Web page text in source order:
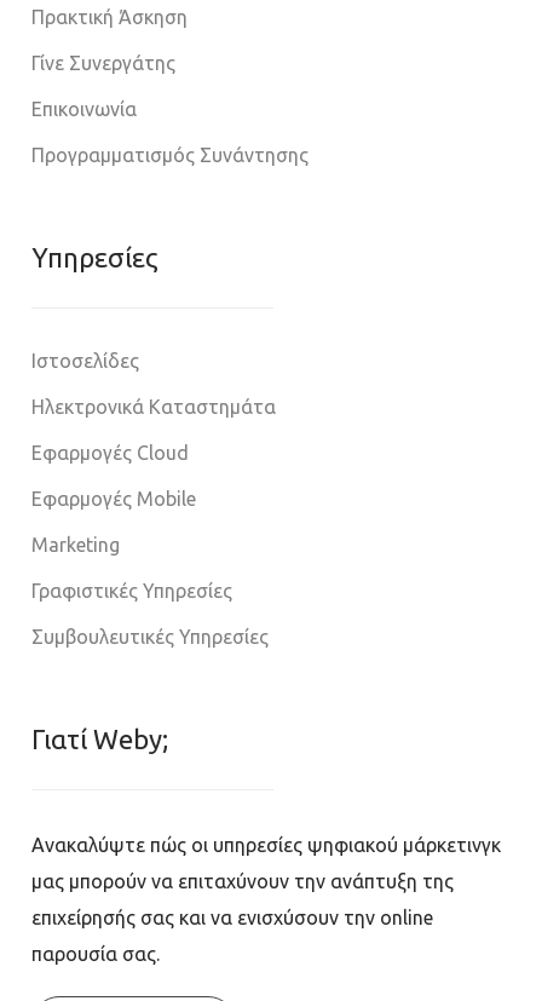
Πρακτική Άσκηση
Γίνε Συνεργάτης
Επικοινωνία
Προγραμματισμός Συνάντησης
Υπηρεσίες
Ιστοσελίδες
Ηλεκτρονικά Καταστημάτα
Εφαρμογές Cloud
Εφαρμογές Mobile
Marketing
Γραφιστικές Υπηρεσίες
Συμβουλευτικές Υπηρεσίες
Γιατί Weby;
Ανακαλύψτε πώς οι υπηρεσίες ψηφιακού μάρκετινγκ
μας μπορούν να επιταχύνουν την ανάπτυξη της
επιχείρησής σας και να ενισχύσουν την online
παρουσία σας.